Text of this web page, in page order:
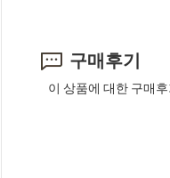
구매후기
이 상품에 대한 구매